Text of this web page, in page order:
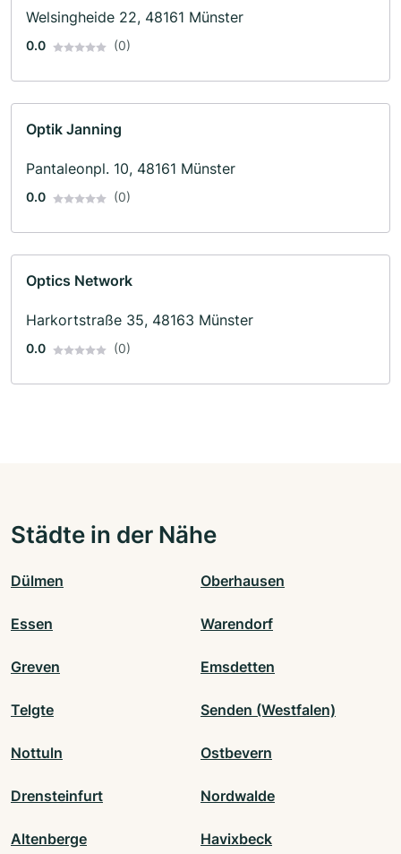
Welsingheide 22, 48161 Münster
0.0 (0)
Optik Janning
Pantaleonpl. 10, 48161 Münster
0.0 (0)
Optics Network
Harkortstraße 35, 48163 Münster
0.0 (0)
Städte in der Nähe
Dülmen Oberhausen
Essen Warendorf
Greven Emsdetten
Telgte Senden (Westfalen)
Nottuln Ostbevern
Drensteinfurt Nordwalde
Altenberge Havixbeck